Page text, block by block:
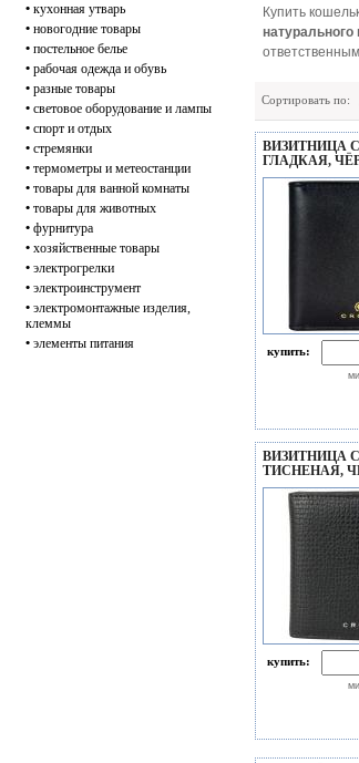
• кухонная утварь
• новогодние товары
• постельное белье
• рабочая одежда и обувь
• разные товары
• световое оборудование и лампы
• спорт и отдых
• стремянки
• термометры и метеостанции
• товары для ванной комнаты
• товары для животных
• фурнитура
• хозяйственные товары
• электрогрелки
• электроинструмент
• электромонтажные изделия,
клеммы
• элементы питания
Купить
Сортировать по:
ВИЗИТНИЦА
ГЛАДКАЯ,
купить:
ВИЗИТНИЦА
ТИСНЕНАЯ,
купить: